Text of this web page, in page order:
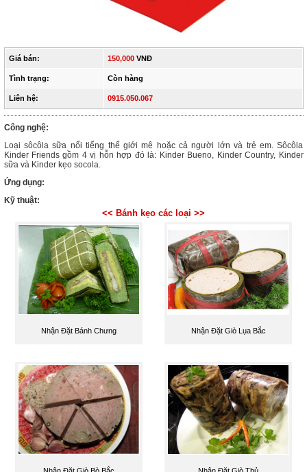
Giá bán: 150,000VNĐ
Tình trạng: Còn hàng
Liên hệ: 0915.050.067
Công nghệ:
Loại sôcôla sữa nổi tiếng thế giới mê hoặc cả người lớn và trẻ em. Sôcôla
Kinder Friends gồm 4 vị hỗn hợp đó là: Kinder Bueno, Kinder Country, Kinder
sữa và Kinder kẹo socola.
Ứng dụng:
Kỹ thuật:
<< Bánh kẹo các loại >>
Nhận Đặt Bánh Chưng Nhận Đặt Giò Lụa Bắc